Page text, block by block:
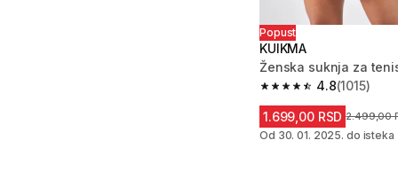
Popust
KUIKMA
Ženska suknja za
4.8
4.8 od 5 zvezdica from
(1015)
1.699,00 RSD Cena pre
2.499,00
Od 30. 01. 2025. do isteka